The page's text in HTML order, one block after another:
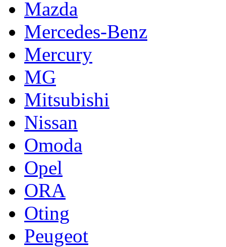
Mazda
Mercedes-Benz
Mercury
MG
Mitsubishi
Nissan
Omoda
Opel
ORA
Oting
Peugeot